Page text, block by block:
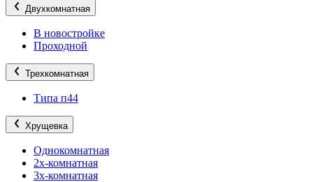
Двухкомнатная
В новостройке
Проходной
Трехкомнатная
Типа п44
Хрущевка
Однокомнатная
2х-комнатная
3х-комнатная